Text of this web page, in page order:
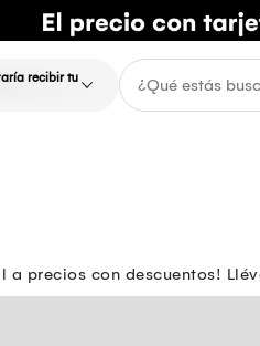
recibir tu
precios con descuentos!